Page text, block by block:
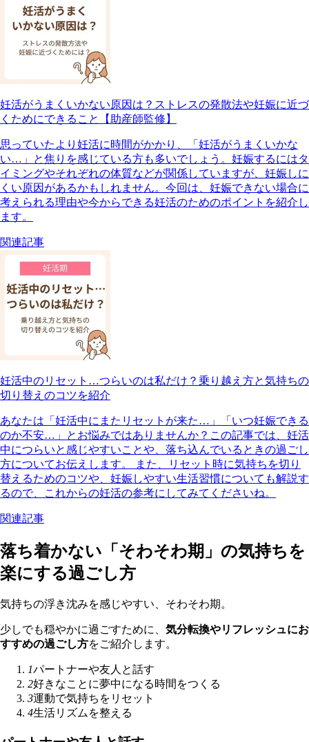
妊活がうまくいかない原因は？ストレスの発散法や妊娠に近づ
くためにできること【助産師監修】
思っていたより妊活に時間がかかり、「妊活がうまくいかな
い…」と焦りを感じている方も多いでしょう。妊娠するにはタ
イミングやそれぞれの体質などが関係していますが、妊娠しに
くい原因があるかもしれません。今回は、妊娠できない場合に
考えられる理由や今からできる妊活のためのポイントを紹介し
ます。
関連記事
妊活中のリセット…つらいのは私だけ？乗り越え方と気持ちの
切り替えのコツを紹介
あなたは「妊活中にまたリセットが来た…」「いつ妊娠できる
のか不安…」とお悩みではありませんか？この記事では、妊活
中につらいと感じやすいことや、落ち込んでいるときの過ごし
方についてお伝えします。 また、リセット時に気持ちを切り
替えるためのコツや、妊娠しやすい生活習慣についても解説す
るので、これからの妊活の参考にしてみてくださいね。
関連記事
落ち着かない「そわそわ期」の気持ちを
楽にする過ごし方
気持ちの浮き沈みを感じやすい、そわそわ期。
少しでも穏やかに過ごすために、 気分転換やリフレッシュにお
すすめの過ごし方をご紹介します。
1パートナーや友人と話す
2好きなことに夢中になる時間をつくる
3運動で気持ちをリセット
4生活リズムを整える